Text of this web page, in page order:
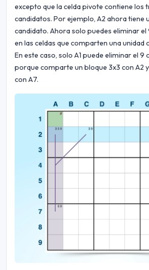
excepto que la celda pivote contiene los
candidatos. Por ejemplo, A2 ahora tiene
candidato. Ahora solo puedes eliminar
en las celdas que comparten una unidad
En este caso, solo A1 puede eliminar el 9
porque comparte un bloque 3x3 con A2
con A7.